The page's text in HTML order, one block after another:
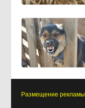
Размещение рекламы